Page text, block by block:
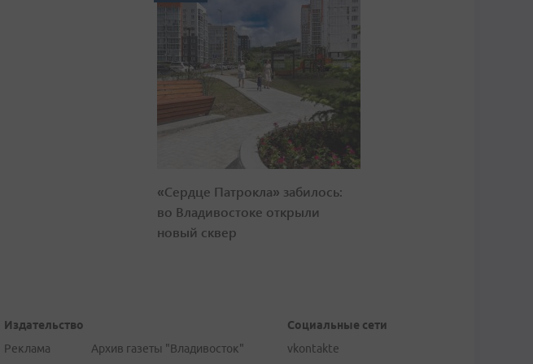
«Сердце Патрокла» забилось:
во Владивостоке открыли
новый сквер
Издательство
Реклама
Архив газеты "Владивосток"
Социальные сети
vkontakte